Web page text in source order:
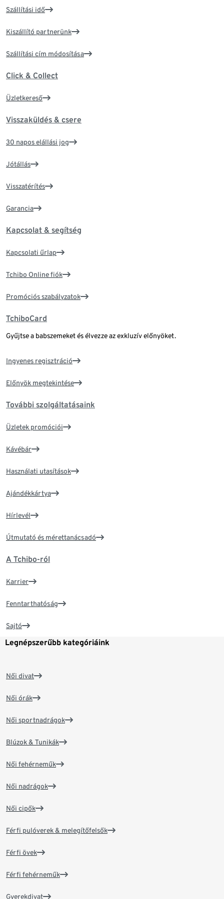
Szállítási idő
Kiszállító partnerünk
Szállítási cím módosítása
Click & Collect
Üzletkereső
Visszaküldés & csere
30 napos elállási jog
Jótállás
Visszatérítés
Garancia
Kapcsolat & segítség
Kapcsolati űrlap
Tchibo Online fiók
Promóciós szabályzatok
TchiboCard
Gyűjtse a babszemeket és élvezze az exkluzív előnyöket.
Ingyenes regisztráció
Előnyök megtekintése
További szolgáltatásaink
Üzletek promóciói
Kávébár
Használati utasítások
Ajándékkártya
Hírlevél
Útmutató és mérettanácsadó
A Tchibo-ról
Karrier
Fenntarthatóság
Sajtó
Legnépszerűbb kategóriáink
Női divat
Női órák
Női sportnadrágok
Blúzok & Tunikák
Női fehérneműk
Női nadrágok
Női cipők
Férfi pulóverek & melegítőfelsők
Férfi övek
Férfi fehérneműk
Gyerekdivat